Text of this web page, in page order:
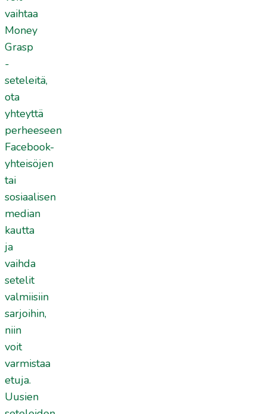
vaihtaa
Money
Grasp
-
seteleitä,
ota
yhteyttä
perheeseen
Facebook-
yhteisöjen
tai
sosiaalisen
median
kautta
ja
vaihda
setelit
valmiisiin
sarjoihin,
niin
voit
varmistaa
etuja.
Uusien